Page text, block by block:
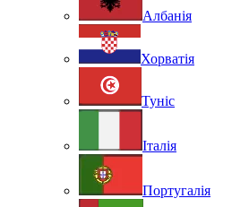
Албанія
Хорватія
Туніс
Італія
Португалія